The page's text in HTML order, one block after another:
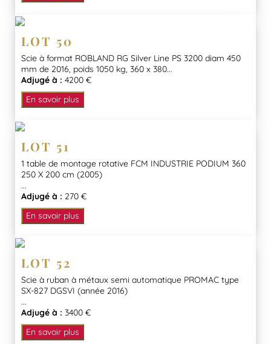
LOT 50
Scie à format ROBLAND RG Silver Line PS 3200 diam 450
mm de 2016, poids 1050 kg, 360 x 380...
Adjugé à : 4200 €
En savoir plus
LOT 51
1 table de montage rotative FCM INDUSTRIE PODIUM 360
250 X 200 cm (2005)
...
Adjugé à : 270 €
En savoir plus
LOT 52
Scie à ruban à métaux semi automatique PROMAC type
SX-827 DGSVI (année 2016)
...
Adjugé à : 3400 €
En savoir plus